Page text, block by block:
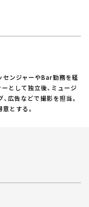
センジャーやBar勤務を経
として独立後、ミュージ
広告などで撮影を担当。
とする。